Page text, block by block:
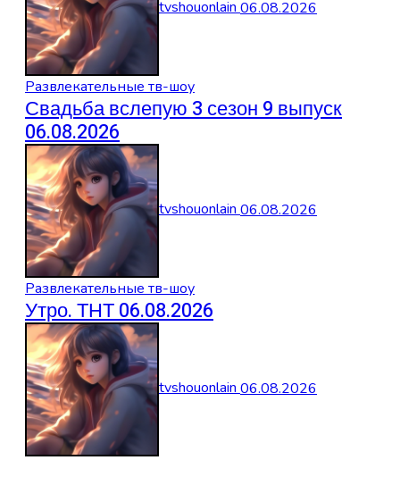
tvshouonlain06.08.2026
Развлекательные тв-шоу
Свадьба вслепую 3 сезон 9 выпуск
06.08.2026
tvshouonlain06.08.2026
Развлекательные тв-шоу
Утро. ТНТ 06.08.2026
tvshouonlain06.08.2026